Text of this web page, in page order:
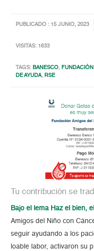
PUBLICADO : 15 JUNIO, 2023
VISITAS: 1633
TAGS:BANESCO,
DE AYUDA, RSE
Tu contribución se
Bajo el lema Haz el bien,
Amigos del Niño con
seguir ayudando a los
loable labor, activaron su